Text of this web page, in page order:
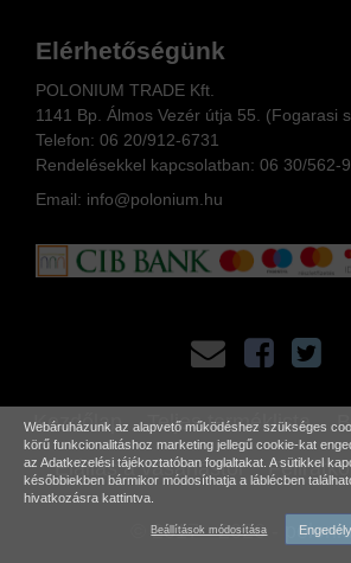
Webáruházunk az alapvető működéshez szükséges
körű funkcionalitáshoz marketing jellegű cookie-kat
az Adatkezelési tájékoztatóban foglaltakat. A sütikkel
későbbiekben bármikor módosíthatja a láblécben
hivatkozásra kattintva.
Beállítások módosítása
Elérhetőségünk
POLONIUM TRADE Kft.
1141 Bp. Álmos Vezér útja 55. (Fogarasi
Telefon: 06 20/912-6731
Rendelésekkel kapcsolatban: 06 30/562-
Email: info@polonium.hu
Kezdőlap Teljes terméklista
Elállás a vásárlástól
© 2017 - 2026 -